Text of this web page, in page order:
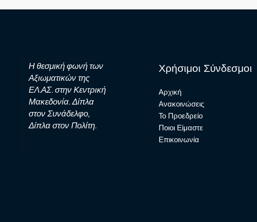
Η θεσμική φωνή των
Αξιωματικών της
ΕΛ.ΑΣ. στην Κεντρική
Μακεδονία. Δίπλα
στον Συνάδελφο,
Δίπλα στον Πολίτη.
Χρήσιμοι Σύνδεσμοι
Αρχική
Ανακοινώσεις
Το Προεδρείο
Ποιοι Είμαστε
Επικοινωνία